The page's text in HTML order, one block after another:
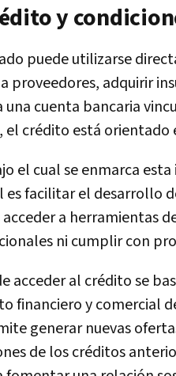
y
puede utilizarse
proveedores, adquirir
una cuenta bancaria
el crédito está
el cual se enmarca
facilitar el desarrollo
a herramientas
ni cumplir con
acceder al crédito se
financiero y comercial
generar nuevas
de los créditos